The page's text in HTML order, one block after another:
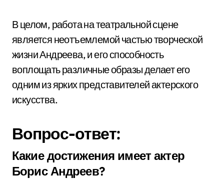
В целом, работа на театральной сцене
является неотъемлемой частью творческой
жизни Андреева, и его способность
воплощать различные образы делает его
одним из ярких представителей актерского
искусства.
Вопрос-ответ:
Какие достижения имеет актер
Борис Андреев?